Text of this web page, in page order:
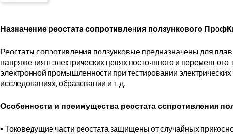
Назначение реостата сопротивления ползункового
Реостаты сопротивления ползунковые предназначены для
напряжения в электрических цепях постоянного и
электронной промышленности при тестировании
исследованиях, образовании и т. д.
Особенности и преимущества реостата сопротивления
▪ Токоведущие части реостата защищены от случайных